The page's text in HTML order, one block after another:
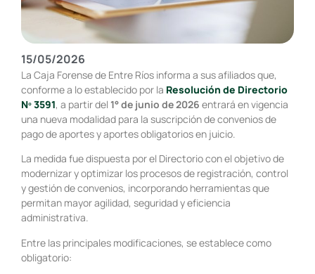
15/05/2026
La Caja Forense de Entre Ríos informa a sus afiliados que,
conforme a lo establecido por la Resolución de Directorio
Nº 3591, a partir del 1° de junio de 2026 entrará en vigencia
una nueva modalidad para la suscripción de convenios de
pago de aportes y aportes obligatorios en juicio.
La medida fue dispuesta por el Directorio con el objetivo de
modernizar y optimizar los procesos de registración, control
y gestión de convenios, incorporando herramientas que
permitan mayor agilidad, seguridad y eficiencia
administrativa.
Entre las principales modificaciones, se establece como
obligatorio: